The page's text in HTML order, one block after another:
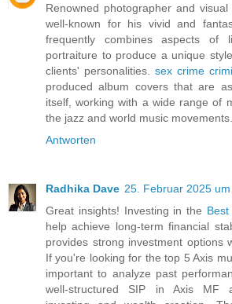
Renowned photographer and
well-known for his vivid and
frequently combines aspects of
portraiture to produce a unique
clients' personalities. sex crime
produced album covers that are
itself, working with a wide range of
the jazz and world music movements.
Antworten
Radhika Dave 25. Februar 2025
Great insights! Investing in the
help achieve long-term financial
provides strong investment options
If you're looking for the top 5 Axis
important to analyze past
well-structured SIP in Axis MF